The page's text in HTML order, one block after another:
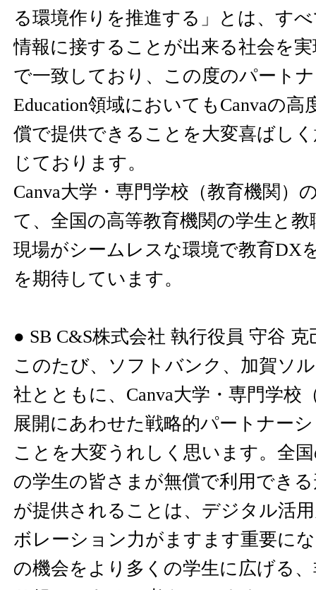
る環境作りを推進する」とは、す
情報に接することが出来る社会を
で一致しており、この度のパート
Education領域においてもCanvaの
償で提供できることを大変喜ばし
じております。
Canva大学・専門学校（教育機関）
て、全国の高等教育機関の学生と
現場がシームレスな環境で教育DX
を期待しています。
● SB C&S株式会社 執行役員 守谷 克
このたび、ソフトバンク、加賀ソ
社とともに、Canva大学・専門学校
展開にあわせた戦略的パートナー
ことを大変うれしく思います。全
の学生の皆さまが無償で利用でき
が提供されることは、デジタル活
ボレーション力がますます重要に
の機会をより多くの学生に広げる